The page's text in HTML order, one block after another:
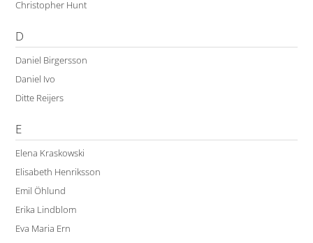
Christopher Hunt
D
Daniel Birgersson
Daniel Ivo
Ditte Reijers
E
Elena Kraskowski
Elisabeth Henriksson
Emil Öhlund
Erika Lindblom
Eva Maria Ern